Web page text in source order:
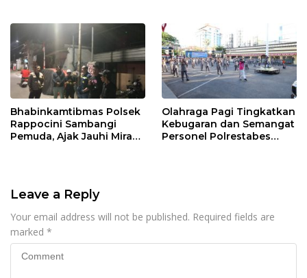
Bhabinkamtibmas Polsek
Rappocini Sambangi
Pemuda, Ajak Jauhi Miras,
Olahraga Pagi Tingkatkan
Kebugaran dan Semangat
Personel Polrestabes
Leave a Reply
Your email address will not be published. Required fields are
marked *